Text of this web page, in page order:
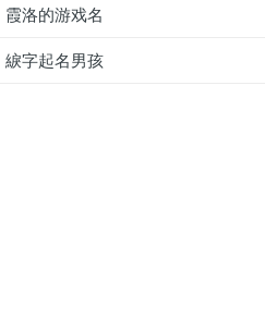
霞洛的游戏名
綟字起名男孩